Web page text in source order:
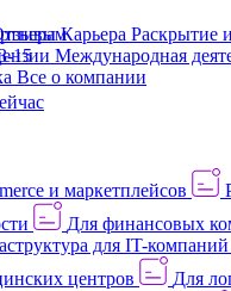
Карьера Раскрытие
Международная
Все о компании
15
и маркетплейсов
Для финансовых
для IT-компаний
центров
Для